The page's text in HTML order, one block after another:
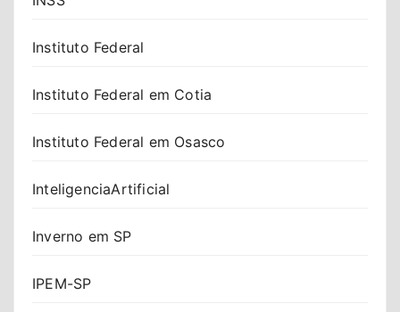
Instituto Federal
Instituto Federal em Cotia
Instituto Federal em Osasco
InteligenciaArtificial
Inverno em SP
IPEM-SP